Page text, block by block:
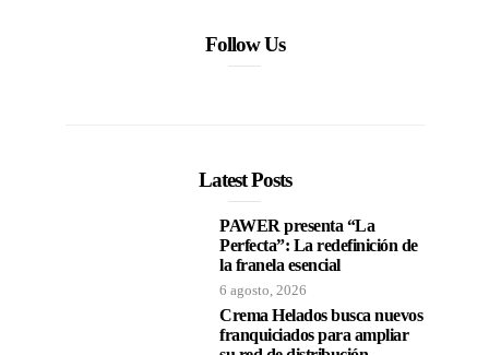
Follow Us
Latest Posts
PAWER presenta “La
Perfecta”: La redefinición de
la franela esencial
6 agosto, 2026
Crema Helados busca nuevos
franquiciados para ampliar